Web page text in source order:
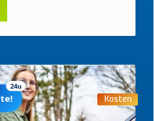
Kosten
24u
mag contacteren i.v.m. mijn
van plaatsbezoek/technische